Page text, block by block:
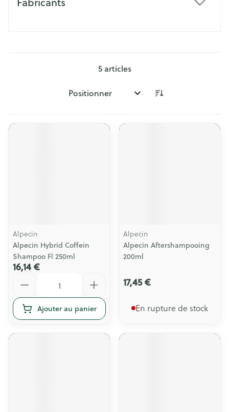
5articles
Trier par:
Alpecin
Alpecin Hybrid Coffein
Shampoo Fl 250ml
16,14 €
Ajouter au panier
Alpecin
Alpecin Aftershampooing
200ml
17,45 €
En rupture de stock